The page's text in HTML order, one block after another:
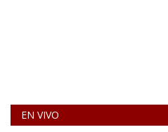
EN VIVO